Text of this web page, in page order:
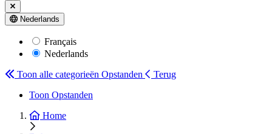
Nederlands
Français
Nederlands
Toon alle categorieën Opstanden
Terug
Toon Opstanden
Home